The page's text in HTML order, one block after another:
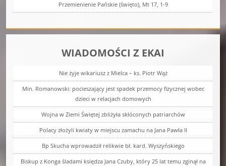
Przemienienie Pańskie (święto), Mt 17, 1-9
WIADOMOŚCI Z EKAI
Nie żyje wikariusz z Mielca – ks. Piotr Wąż
Min. Romanowski: pocieszający jest spadek przemocy fizycznej wobec
dzieci w relacjach domowych
Wojna w Ziemi Świętej zbliżyła skłóconych patriarchów
Polacy złożyli kwiaty w miejscu zamachu na Jana Pawła II
Bp Skucha wprowadził relikwie bł. kard. Wyszyńskiego
Biskup z Konga śladami księdza Jana Czuby, który 25 lat temu zginął na